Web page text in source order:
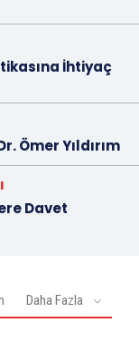
İhtiyaç
Ömer Yıldırım
Davet
Daha Fazla